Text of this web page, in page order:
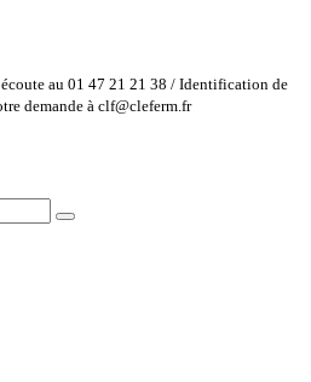
au 01 47 21 21 38 / Identification de
demande à clf@cleferm.fr